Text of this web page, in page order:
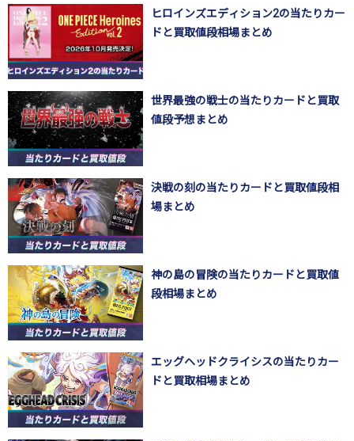
ヒロインズエディション2の当たりカー
ドと買取値段相場まとめ
世界最強の戦士の当たりカードと買取
値段予想まとめ
決戦の刻の当たりカードと買取値段相
場まとめ
神の島の冒険の当たりカードと買取値
段相場まとめ
エッグヘッドクライシスの当たりカー
ドと買取相場まとめ